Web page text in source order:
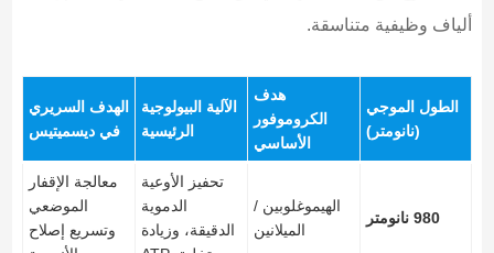
ألياف وظيفية متناسقة.
الطول الموجي
(نانومتر)
هدف
الكروموفور
الأساسي
الآلية البيولوجية
الرئيسية
الهدف السريري
في ديسميتيس
980 نانومتر
الهيموغلوبين /
الميلانين
تحفيز الأوعية
الدموية
الدقيقة، وزيادة
معالجة الإقفار
الموضعي
وتسريع إصلاح